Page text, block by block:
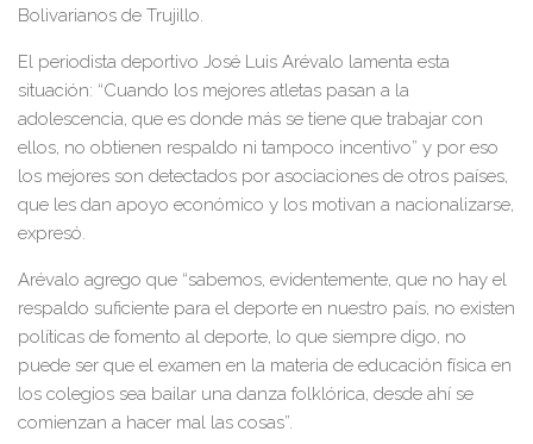
Bolivarianos de Trujillo.
El periodista deportivo José Luis Arévalo lamenta esta
situación: “Cuando los mejores atletas pasan a la
adolescencia, que es donde más se tiene que trabajar con
ellos, no obtienen respaldo ni tampoco incentivo” y por eso
los mejores son detectados por asociaciones de otros países,
que les dan apoyo económico y los motivan a nacionalizarse,
expresó.
Arévalo agrego que “sabemos, evidentemente, que no hay el
respaldo suficiente para el deporte en nuestro país, no existen
políticas de fomento al deporte, lo que siempre digo, no
puede ser que el examen en la materia de educación física en
los colegios sea bailar una danza folklórica, desde ahí se
comienzan a hacer mal las cosas”.